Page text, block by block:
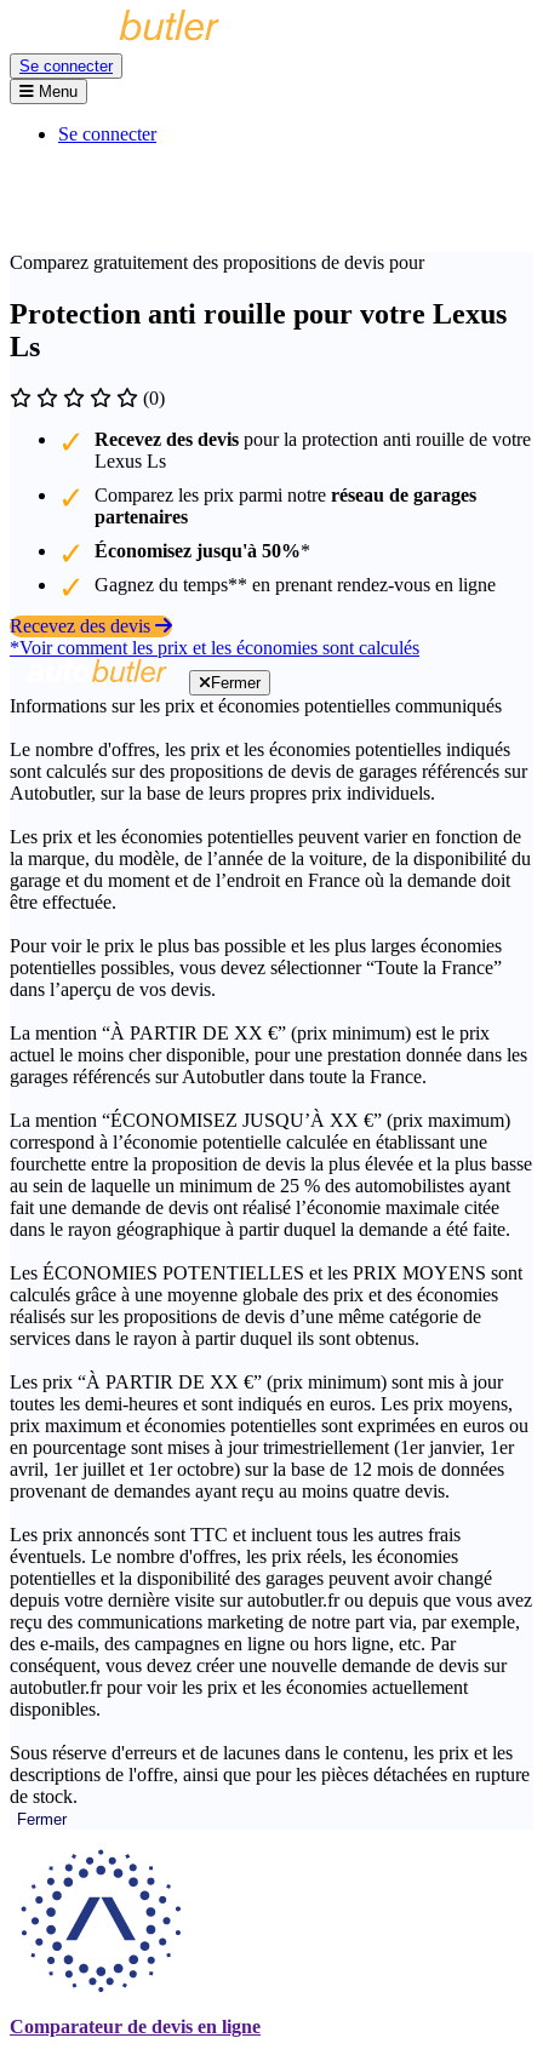
Se connecter
Menu
Se connecter
Comparez gratuitement des propositions de devis pour
Protection anti rouille pour votre Lexus
Ls
(0)
Recevez des devis pour la protection anti rouille de votre
Lexus Ls
Comparez les prix parmi notre réseau de garages
partenaires
Économisez jusqu'à 50%*
Gagnez du temps** en prenant rendez-vous en ligne
Recevez des devis
*Voir comment les prix et les économies sont calculés
Fermer
Informations sur les prix et économies potentielles communiqués
Le nombre d'offres, les prix et les économies potentielles indiqués
sont calculés sur des propositions de devis de garages référencés sur
Autobutler, sur la base de leurs propres prix individuels.
Les prix et les économies potentielles peuvent varier en fonction de
la marque, du modèle, de l’année de la voiture, de la disponibilité du
garage et du moment et de l’endroit en France où la demande doit
être effectuée.
Pour voir le prix le plus bas possible et les plus larges économies
potentielles possibles, vous devez sélectionner “Toute la France”
dans l’aperçu de vos devis.
La mention “À PARTIR DE XX €” (prix minimum) est le prix
actuel le moins cher disponible, pour une prestation donnée dans les
garages référencés sur Autobutler dans toute la France.
La mention “ÉCONOMISEZ JUSQU’À XX €” (prix maximum)
correspond à l’économie potentielle calculée en établissant une
fourchette entre la proposition de devis la plus élevée et la plus basse
au sein de laquelle un minimum de 25 % des automobilistes ayant
fait une demande de devis ont réalisé l’économie maximale citée
dans le rayon géographique à partir duquel la demande a été faite.
Les ÉCONOMIES POTENTIELLES et les PRIX MOYENS sont
calculés grâce à une moyenne globale des prix et des économies
réalisés sur les propositions de devis d’une même catégorie de
services dans le rayon à partir duquel ils sont obtenus.
Les prix “À PARTIR DE XX €” (prix minimum) sont mis à jour
toutes les demi-heures et sont indiqués en euros. Les prix moyens,
prix maximum et économies potentielles sont exprimées en euros ou
en pourcentage sont mises à jour trimestriellement (1er janvier, 1er
avril, 1er juillet et 1er octobre) sur la base de 12 mois de données
provenant de demandes ayant reçu au moins quatre devis.
Les prix annoncés sont TTC et incluent tous les autres frais
éventuels. Le nombre d'offres, les prix réels, les économies
potentielles et la disponibilité des garages peuvent avoir changé
depuis votre dernière visite sur autobutler.fr ou depuis que vous avez
reçu des communications marketing de notre part via, par exemple,
des e-mails, des campagnes en ligne ou hors ligne, etc. Par
conséquent, vous devez créer une nouvelle demande de devis sur
autobutler.fr pour voir les prix et les économies actuellement
disponibles.
Sous réserve d'erreurs et de lacunes dans le contenu, les prix et les
descriptions de l'offre, ainsi que pour les pièces détachées en rupture
de stock.
Fermer
Comparateur de devis en ligne